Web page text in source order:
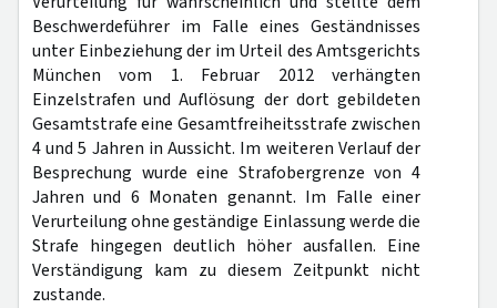
Beschwerdeführer im Falle eines Geständnisses
unter Einbeziehung der im Urteil des Amtsgerichts
München vom 1. Februar 2012 verhängten
Einzelstrafen und Auflösung der dort gebildeten
Gesamtstrafe eine Gesamtfreiheitsstrafe zwischen
4 und 5 Jahren in Aussicht. Im weiteren Verlauf der
Besprechung wurde eine Strafobergrenze von 4
Jahren und 6 Monaten genannt. Im Falle einer
Verurteilung ohne geständige Einlassung werde die
Strafe hingegen deutlich höher ausfallen. Eine
Verständigung kam zu diesem Zeitpunkt nicht
zustande.